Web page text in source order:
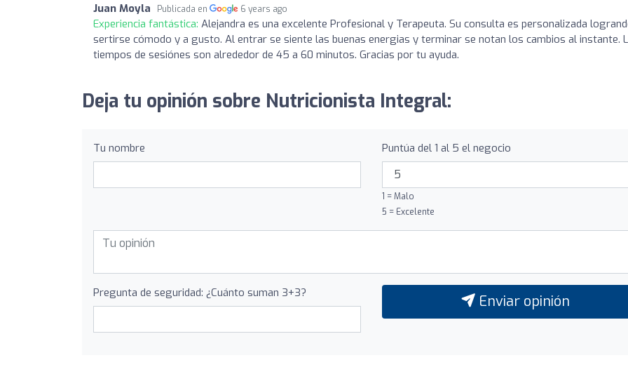
Juan Moyla Publicada en 6 years ago
Experiencia fantástica: Alejandra es una excelente Profesional y Terapeuta. Su consulta es personalizada
sertirse cómodo y a gusto. Al entrar se siente las buenas energias y terminar se notan los cambios al instante.
tiempos de sesiónes son alrededor de 45 a 60 minutos. Gracias por tu ayuda.
Deja tu opinión sobre Nutricionista Integral:
Tu nombre Puntúa del 1 al 5 el negocio
1 = Malo
5 = Excelente
Pregunta de seguridad: ¿Cuánto suman 3+3? Enviar opinión